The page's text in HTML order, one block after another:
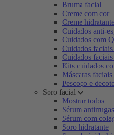
Bruma facial
Creme com cor
Creme hidratante
Cuidados anti-
Cuidados com
Cuidados
Cuidados faciais
Kits cuidados
Máscaras faciais
Pescoço e decote
Soro facial
Mostrar todos
Sérum antirrugas
Sérum com
Soro hidratante